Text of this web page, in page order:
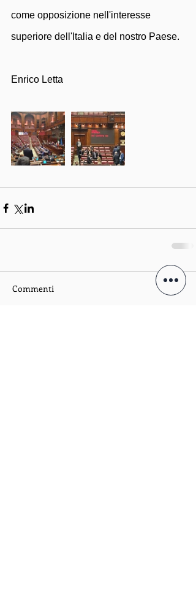
come opposizione nell'interesse
superiore dell'Italia e del nostro Paese.
Enrico Letta
Commenti